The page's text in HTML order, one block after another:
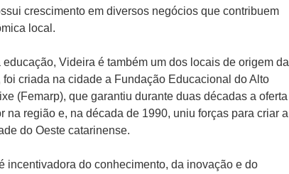
crescimento em diversos negócios que contribuem
local.
educação, Videira é também um dos locais de origem da
foi criada na cidade a Fundação Educacional do Alto
(Femarp), que garantiu durante duas décadas a oferta
na região e, na década de 1990, uniu forças para criar a
do Oeste catarinense.
incentivadora do conhecimento, da inovação e do